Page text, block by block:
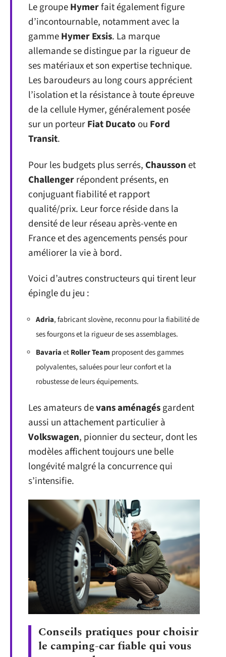
Le groupeHymerfait également figure
d’incontournable, notamment avec la
gammeHymer Exsis. La marque
allemande se distingue par la rigueur de
ses matériaux et son expertise technique.
Les baroudeurs au long cours apprécient
l’isolation et la résistance à toute épreuve
de la cellule Hymer, généralement posée
sur un porteurFiat Ducato ou Ford
Transit.
Pour les budgets plus serrés, Chaussonet
Challengerrépondent présents, en
conjuguant fiabilité et rapport
qualité/prix. Leur force réside dans la
densité de leur réseau après-vente en
France et des agencements pensés pour
améliorer la vie à bord.
Voici d’autres constructeurs qui tirent leur
épingle du jeu :
Adria, fabricant slovène, reconnu pour la fiabilité de
ses fourgons et la rigueur de ses assemblages.
BavariaetRoller Team proposent des gammes
polyvalentes, saluées pour leur confort et la
robustesse de leurs équipements.
Les amateurs devans aménagésgardent
aussi un attachement particulier à
Volkswagen, pionnier du secteur, dont les
modèles affichent toujours une belle
longévité malgré la concurrence qui
s’intensifie.
Conseils pratiques pour choisir
le camping-car fiable qui vous